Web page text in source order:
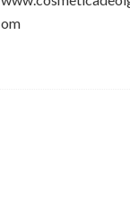
om